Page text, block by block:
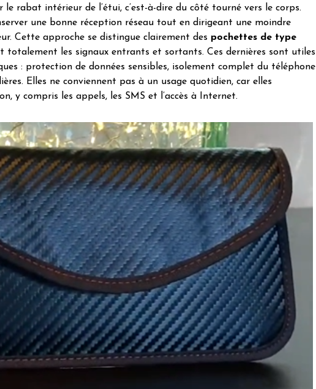
rabat intérieur de l’étui, c’est-à-dire du côté tourné vers le corps.
une bonne réception réseau tout en dirigeant une moindre
Cette approche se distingue clairement des pochettes de type
totalement les signaux entrants et sortants. Ces dernières sont utiles
: protection de données sensibles, isolement complet du téléphone
Elles ne conviennent pas à un usage quotidien, car elles
y compris les appels, les SMS et l’accès à Internet.